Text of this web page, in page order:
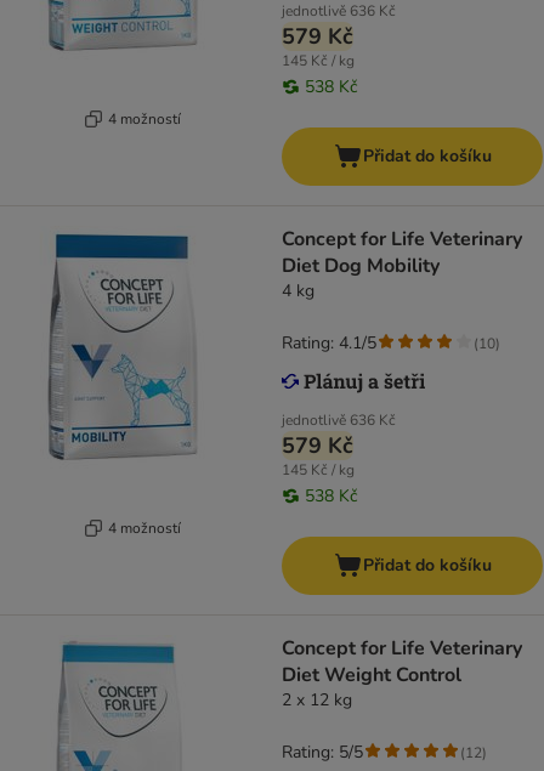
4 možností
jednotlivě 636 Kč
579 Kč
145 Kč / kg
538 Kč
Přidat do košíku
4 možností
Concept for Life Veterinary
Diet Dog Mobility
4 kg
jednotlivě 636 Kč
579 Kč
145 Kč / kg
538 Kč
Rating: 4.1/5 (10)
Přidat do košíku
Concept for Life Veterinary
Diet Weight Control
2 x 12 kg
Rating: 5/5 (12)